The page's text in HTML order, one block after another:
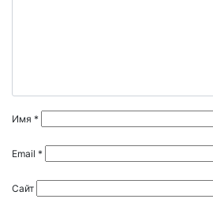
Имя *
Email *
Сайт